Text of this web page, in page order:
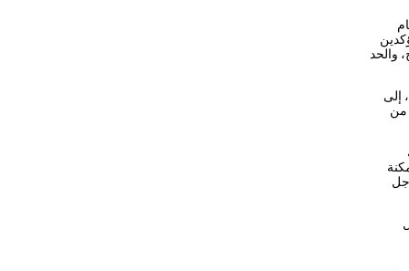
والحد
إلى
من